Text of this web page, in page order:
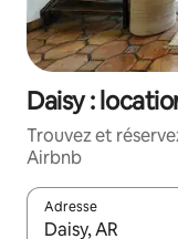
Daisy :
Trouvez et
Airbnb
Adresse
Lorsque les